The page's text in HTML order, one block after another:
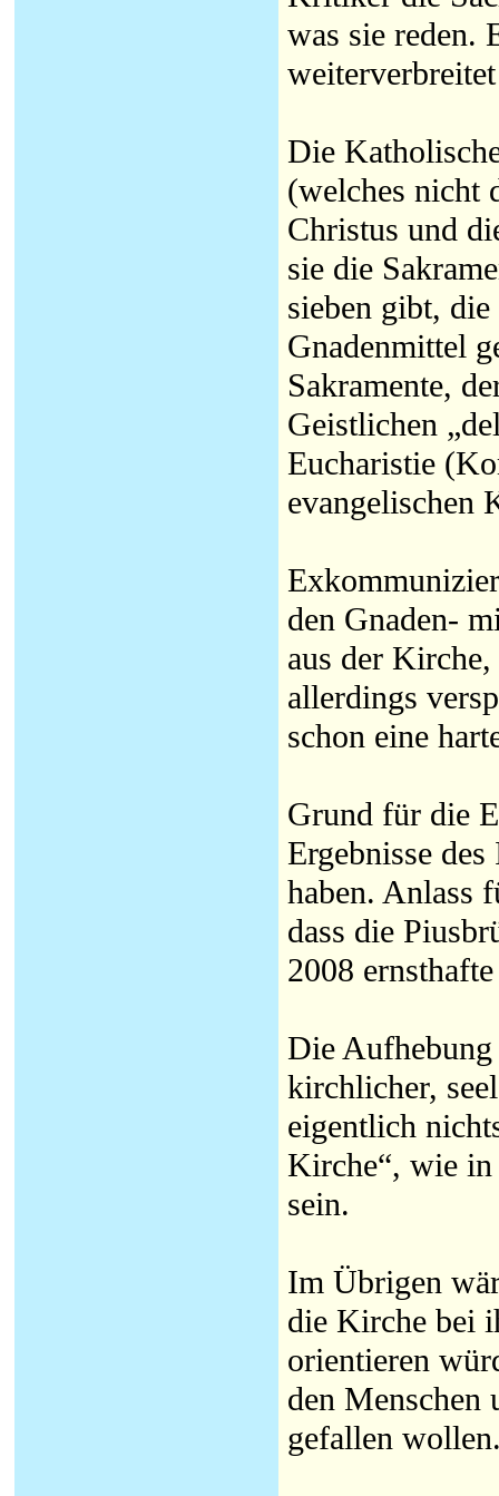
was sie reden.
Die
(welches nicht
Christus und
sie die
sieben gibt,
Gnadenmittel
Sakramente,
Geistlichen
Eucharistie
evangelischen
den Gnaden-
aus der
allerdings
schon eine
Grund für die
Ergebnisse
haben. Anlass
dass die
2008
Die
kirchlicher,
eigentlich
Kirche“, wie in
sein.
Im Übrigen
die Kirche bei
orientieren
den Menschen
gefallen